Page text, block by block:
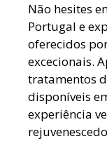
Não hesites
Portugal e
oferecidos
excecionais.
tratamentos
disponíveis
experiência